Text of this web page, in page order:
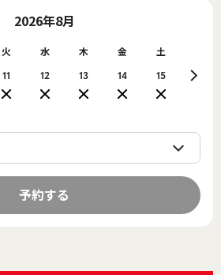
2026年8月
火
11
水
12
木
13
金
14
土
15 16
予約する